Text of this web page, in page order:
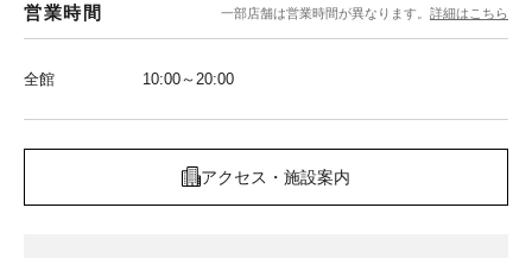
営業時間 一部店舗は営業時間が異なります。 詳細はこちら
全館 10:00～20:00
アクセス・施設案内